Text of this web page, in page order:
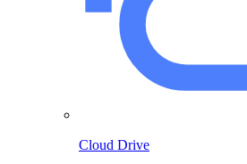
Cloud Drive